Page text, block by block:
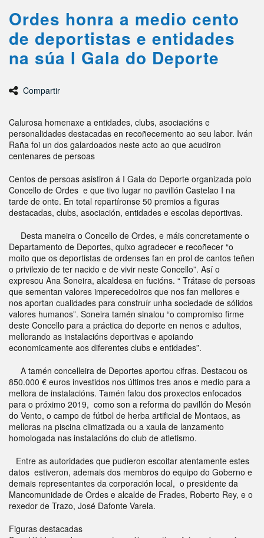
Ordes honra a medio cento
de deportistas e entidades
na súa I Gala do Deporte
Compartir
Calurosa homenaxe a entidades, clubs, asociacións e
personalidades destacadas en recoñecemento ao seu labor. Iván
Raña foi un dos galardoados neste acto ao que acudiron
centenares de persoas
Centos de persoas asistiron á I Gala do Deporte organizada polo
Concello de Ordes e que tivo lugar no pavillón Castelao I na
tarde de onte. En total repartíronse 50 premios a figuras
destacadas, clubs, asociación, entidades e escolas deportivas.
Desta maneira o Concello de Ordes, e máis concretamente o
Departamento de Deportes, quixo agradecer e recoñecer “o
moito que os deportistas de ordenses fan en prol de cantos teñen
o privilexio de ter nacido e de vivir neste Concello”. Así o
expresou Ana Soneira, alcaldesa en fucións. “ Trátase de persoas
que sementan valores imperecedoiros que nos fan mellores e
nos aportan cualidades para construír unha sociedade de sólidos
valores humanos”. Soneira tamén sinalou “o compromiso firme
deste Concello para a práctica do deporte en nenos e adultos,
mellorando as instalacións deportivas e apoiando
economicamente aos diferentes clubs e entidades”.
A tamén concelleira de Deportes aportou cifras. Destacou os
850.000 € euros investidos nos últimos tres anos e medio para a
mellora de instalacións. Tamén falou dos proxectos enfocados
para o próximo 2019, como son a reforma do pavillón do Mesón
do Vento, o campo de fútbol de herba artificial de Montaos, as
melloras na piscina climatizada ou a xaula de lanzamento
homologada nas instalacións do club de atletismo.
Entre as autoridades que pudieron escoitar atentamente estes
datos estiveron, ademais dos membros do equipo do Goberno e
demais representantes da corporación local, o presidente da
Mancomunidade de Ordes e alcalde de Frades, Roberto Rey, e o
rexedor de Trazo, José Dafonte Varela.
Figuras destacadas